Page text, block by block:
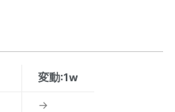
変動:1w
→